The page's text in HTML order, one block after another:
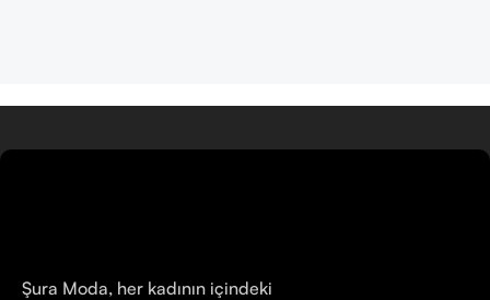
Şura Moda, her kadının içindeki